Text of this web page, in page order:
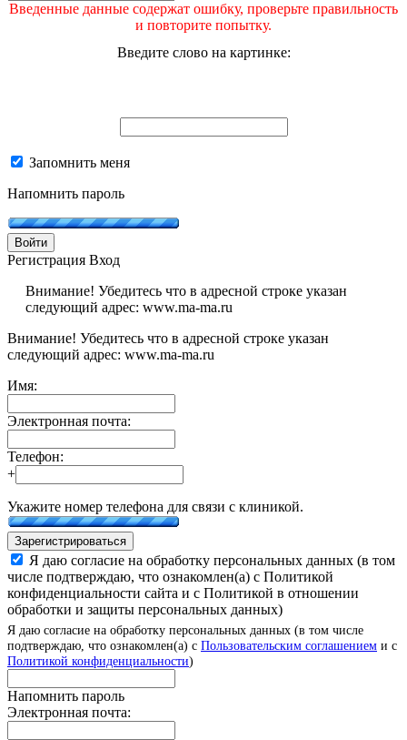
Введенные данные содержат ошибку, проверьте правильность
и повторите попытку.
Введите слово на картинке:
Запомнить меня
Напомнить пароль
Войти
Регистрация Вход
Внимание! Убедитесь что в адресной строке указан
следующий адрес: www.ma-ma.ru
Внимание! Убедитесь что в адресной строке указан
следующий адрес: www.ma-ma.ru
Имя:
Электронная почта:
Телефон:
+
Укажите номер телефона для связи с клиникой.
Зарегистрироваться
Я даю согласие на обработку персональных данных (в том
числе подтверждаю, что ознакомлен(а) с Политикой
конфиденциальности сайта и с Политикой в отношении
обработки и защиты персональных данных)
Я даю согласие на обработку персональных данных (в том числе
подтверждаю, что ознакомлен(а) с Пользовательским соглашением и с
Политикой конфиденциальности)
Напомнить пароль
Электронная почта: